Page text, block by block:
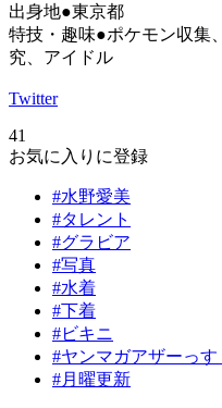
出身地●東京都
特技・趣味●ポケモン収集
究、アイドル
Twitter
41
お気に入りに登録
#水野愛美
#タレント
#グラビア
#写真
#水着
#下着
#ビキニ
#ヤンマガアザーっす
#月曜更新